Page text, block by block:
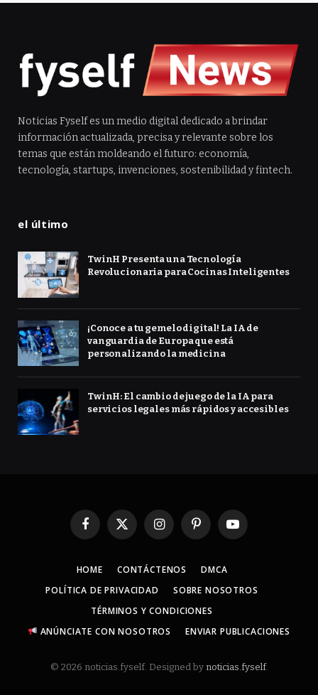
Noticias Fyself es un medio digital dedicado a brindar
información actualizada, precisa y relevante sobre los
temas que están moldeando el futuro: economía,
tecnología, startups, invenciones, sostenibilidad y fintech.
el último
TwinH Presenta una Tecnología
Revolucionaria para Cocinas Inteligentes
¡Conoce a tu gemelo digital! La IA de
vanguardia de Europa que está
personalizando la medicina
TwinH: El cambio de juego de la IA para
servicios legales más rápidos y accesibles
Facebook
X
InstagramPinterestYouTube
HOME CONTÁCTENOS
DMCA
POLÍTICA DE PRIVACIDAD
SOBRE NOSOTROS
TÉRMINOS Y CONDICIONES
ANÚNCIATE CON NOSOTROS
ENVIAR PUBLICACIONES
© 2026 noticias.fyself. Designed by noticias.fyself.